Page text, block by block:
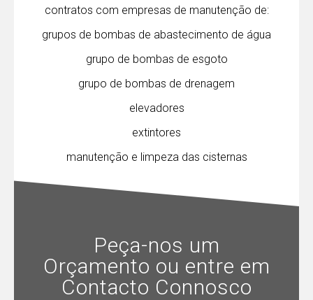
contratos com empresas de manutenção de:
grupos de bombas de abastecimento de água
grupo de bombas de esgoto
grupo de bombas de drenagem
elevadores
extintores
manutenção e limpeza das cisternas
Peça-nos um
Orçamento ou entre em
Contacto Connosco